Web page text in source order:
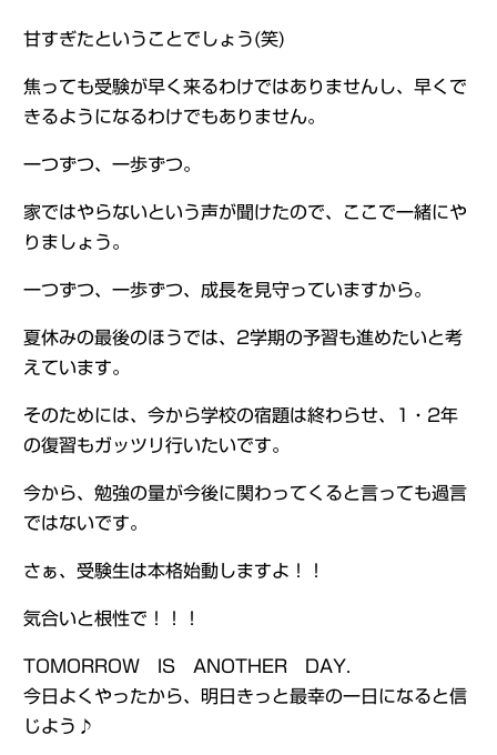
甘すぎたということでしょう(笑)
焦っても受験が早く来るわけではありませんし、早くで
きるようになるわけでもありません。
一つずつ、一歩ずつ。
家ではやらないという声が聞けたので、ここで一緒にや
りましょう。
一つずつ、一歩ずつ、成長を見守っていますから。
夏休みの最後のほうでは、2学期の予習も進めたいと考
えています。
そのためには、今から学校の宿題は終わらせ、1・2年
の復習もガッツリ行いたいです。
今から、勉強の量が今後に関わってくると言っても過言
ではないです。
さぁ、受験生は本格始動しますよ！！
気合いと根性で！！！
TOMORROW IS ANOTHER DAY.
今日よくやったから、明日きっと最幸の一日になると信
じよう♪